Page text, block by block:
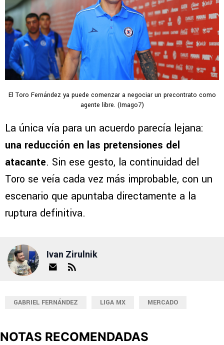
El Toro Fernández ya puede comenzar a negociar un precontrato como
agente libre. (Imago7)
La única vía para un acuerdo parecía lejana:
una reducción en las pretensiones del
atacante. Sin ese gesto, la continuidad del
Toro se veía cada vez más improbable, con un
escenario que apuntaba directamente a la
ruptura definitiva.
Ivan Zirulnik
GABRIEL FERNÁNDEZ LIGA MX MERCADO
NOTAS RECOMENDADAS